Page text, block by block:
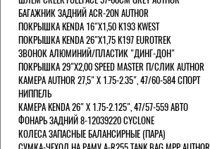
БАГАЖНИК ЗАДНИЙ ACR-20N AUTHOR
ПОКРЫШКА KENDA 16"Х1,50 K193 KWEST
ПОКРЫШКА KENDA 26"Х1,75 K197 EUROTREK
ЗВОНОК АЛЮМИНИЙ/ПЛАСТИК "ДИНГ-ДОН"
ПОКРЫШКА 29"Х2,00 SPEED MASTER П/СЛИК AUTHOR
КАМЕРА AUTHOR 27,5" Х 1.75-2.35", 47/60-584 СПОРТ
НИППЕЛЬ
КАМЕРА KENDA 26" Х 1.75-2.125", 47/57-559 АВТО
ФОНАРЬ ЗАДНИЙ 8-12039220 CYCLONE
КОЛЕСА ЗАПАСНЫЕ БАЛАНСИРНЫЕ (ПАРА)